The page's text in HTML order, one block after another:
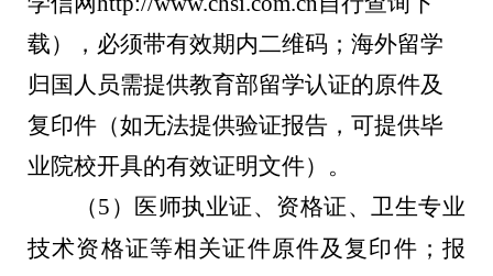
载），必须带有效期内二维码；海外留学
归国人员需提供教育部留学认证的原件及
复印件 （如无法提供验证报告，可提供毕
业院校开具的有效证明文件） 。
（5 ）医师执业证、资格证、卫生专业
技术资格证等相关证件原件及复印件；报